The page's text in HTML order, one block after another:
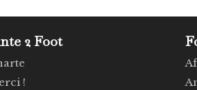
2 Foot
!